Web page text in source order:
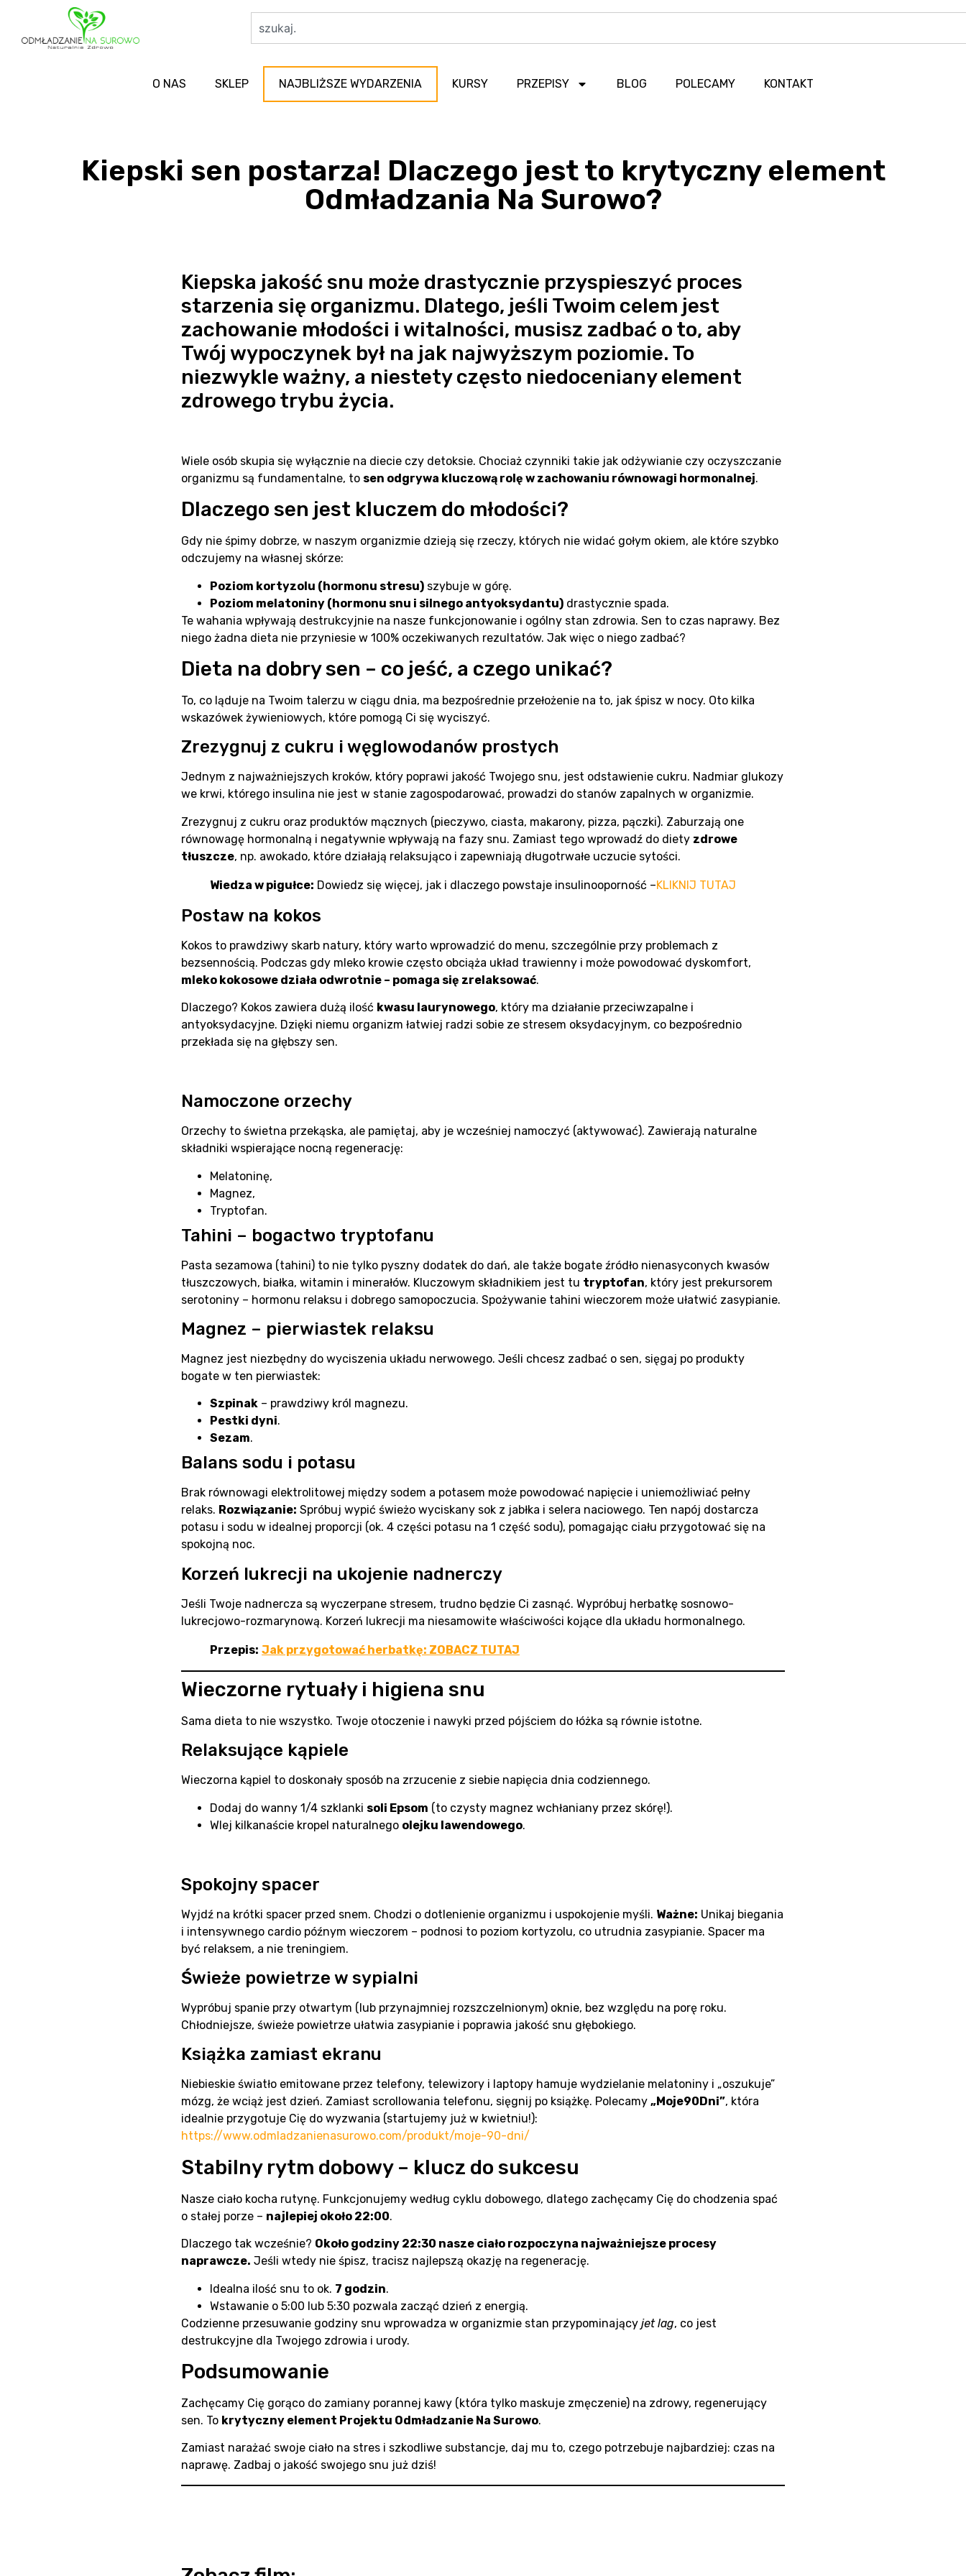
O NAS SKLEP NAJBLIŻSZE WYDARZENIA KURSY PRZEPISY BLOG POLECAMY KONTAKT
Kiepski sen postarza! Dlaczego jest to krytyczny element
Odmładzania Na Surowo?
Kiepska jakość snu może drastycznie przyspieszyć proces
starzenia się organizmu. Dlatego, jeśli Twoim celem jest
zachowanie młodości i witalności, musisz zadbać o to, aby
Twój wypoczynek był na jak najwyższym poziomie. To
niezwykle ważny, a niestety często niedoceniany element
zdrowego trybu życia.
Wiele osób skupia się wyłącznie na diecie czy detoksie. Chociaż czynniki takie jak odżywianie czy oczyszczanie
organizmu są fundamentalne, to sen odgrywa kluczową rolę w zachowaniu równowagi hormonalnej.
Dlaczego sen jest kluczem do młodości?
Gdy nie śpimy dobrze, w naszym organizmie dzieją się rzeczy, których nie widać gołym okiem, ale które szybko
odczujemy na własnej skórze:
Poziom kortyzolu (hormonu stresu) szybuje w górę.
Poziom melatoniny (hormonu snu i silnego antyoksydantu) drastycznie spada.
Te wahania wpływają destrukcyjnie na nasze funkcjonowanie i ogólny stan zdrowia. Sen to czas naprawy. Bez
niego żadna dieta nie przyniesie w 100% oczekiwanych rezultatów. Jak więc o niego zadbać?
Dieta na dobry sen – co jeść, a czego unikać?
To, co ląduje na Twoim talerzu w ciągu dnia, ma bezpośrednie przełożenie na to, jak śpisz w nocy. Oto kilka
wskazówek żywieniowych, które pomogą Ci się wyciszyć.
Zrezygnuj z cukru i węglowodanów prostych
Jednym z najważniejszych kroków, który poprawi jakość Twojego snu, jest odstawienie cukru. Nadmiar glukozy
we krwi, którego insulina nie jest w stanie zagospodarować, prowadzi do stanów zapalnych w organizmie.
Zrezygnuj z cukru oraz produktów mącznych (pieczywo, ciasta, makarony, pizza, pączki). Zaburzają one
równowagę hormonalną i negatywnie wpływają na fazy snu. Zamiast tego wprowadź do diety zdrowe
tłuszcze, np. awokado, które działają relaksująco i zapewniają długotrwałe uczucie sytości.
Wiedza w pigułce: Dowiedz się więcej, jak i dlaczego powstaje insulinooporność –KLIKNIJ TUTAJ
Postaw na kokos
Kokos to prawdziwy skarb natury, który warto wprowadzić do menu, szczególnie przy problemach z
bezsennością. Podczas gdy mleko krowie często obciąża układ trawienny i może powodować dyskomfort,
mleko kokosowe działa odwrotnie – pomaga się zrelaksować.
Dlaczego? Kokos zawiera dużą ilość kwasu laurynowego, który ma działanie przeciwzapalne i
antyoksydacyjne. Dzięki niemu organizm łatwiej radzi sobie ze stresem oksydacyjnym, co bezpośrednio
przekłada się na głębszy sen.
Namoczone orzechy
Orzechy to świetna przekąska, ale pamiętaj, aby je wcześniej namoczyć (aktywować). Zawierają naturalne
składniki wspierające nocną regenerację:
Melatoninę,
Magnez,
Tryptofan.
Tahini – bogactwo tryptofanu
Pasta sezamowa (tahini) to nie tylko pyszny dodatek do dań, ale także bogate źródło nienasyconych kwasów
tłuszczowych, białka, witamin i minerałów. Kluczowym składnikiem jest tu tryptofan, który jest prekursorem
serotoniny – hormonu relaksu i dobrego samopoczucia. Spożywanie tahini wieczorem może ułatwić zasypianie.
Magnez – pierwiastek relaksu
Magnez jest niezbędny do wyciszenia układu nerwowego. Jeśli chcesz zadbać o sen, sięgaj po produkty
bogate w ten pierwiastek:
Szpinak – prawdziwy król magnezu.
Pestki dyni.
Sezam.
Balans sodu i potasu
Brak równowagi elektrolitowej między sodem a potasem może powodować napięcie i uniemożliwiać pełny
relaks. Rozwiązanie: Spróbuj wypić świeżo wyciskany sok z jabłka i selera naciowego. Ten napój dostarcza
potasu i sodu w idealnej proporcji (ok. 4 części potasu na 1 część sodu), pomagając ciału przygotować się na
spokojną noc.
Korzeń lukrecji na ukojenie nadnerczy
Jeśli Twoje nadnercza są wyczerpane stresem, trudno będzie Ci zasnąć. Wypróbuj herbatkę sosnowo-
lukrecjowo-rozmarynową. Korzeń lukrecji ma niesamowite właściwości kojące dla układu hormonalnego.
Przepis: Jak przygotować herbatkę: ZOBACZ TUTAJ
Wieczorne rytuały i higiena snu
Sama dieta to nie wszystko. Twoje otoczenie i nawyki przed pójściem do łóżka są równie istotne.
Relaksujące kąpiele
Wieczorna kąpiel to doskonały sposób na zrzucenie z siebie napięcia dnia codziennego.
Dodaj do wanny 1/4 szklanki soli Epsom (to czysty magnez wchłaniany przez skórę!).
Wlej kilkanaście kropel naturalnego olejku lawendowego.
Spokojny spacer
Wyjdź na krótki spacer przed snem. Chodzi o dotlenienie organizmu i uspokojenie myśli. Ważne: Unikaj biegania
i intensywnego cardio późnym wieczorem – podnosi to poziom kortyzolu, co utrudnia zasypianie. Spacer ma
być relaksem, a nie treningiem.
Świeże powietrze w sypialni
Wypróbuj spanie przy otwartym (lub przynajmniej rozszczelnionym) oknie, bez względu na porę roku.
Chłodniejsze, świeże powietrze ułatwia zasypianie i poprawia jakość snu głębokiego.
Książka zamiast ekranu
Niebieskie światło emitowane przez telefony, telewizory i laptopy hamuje wydzielanie melatoniny i „oszukuje”
mózg, że wciąż jest dzień. Zamiast scrollowania telefonu, sięgnij po książkę. Polecamy „Moje90Dni”, która
idealnie przygotuje Cię do wyzwania (startujemy już w kwietniu!):
https://www.odmladzanienasurowo.com/produkt/moje-90-dni/
Stabilny rytm dobowy – klucz do sukcesu
Nasze ciało kocha rutynę. Funkcjonujemy według cyklu dobowego, dlatego zachęcamy Cię do chodzenia spać
o stałej porze – najlepiej około 22:00.
Dlaczego tak wcześnie? Około godziny 22:30 nasze ciało rozpoczyna najważniejsze procesy
naprawcze. Jeśli wtedy nie śpisz, tracisz najlepszą okazję na regenerację.
Idealna ilość snu to ok. 7 godzin.
Wstawanie o 5:00 lub 5:30 pozwala zacząć dzień z energią.
Codzienne przesuwanie godziny snu wprowadza w organizmie stan przypominający jet lag, co jest
destrukcyjne dla Twojego zdrowia i urody.
Podsumowanie
Zachęcamy Cię gorąco do zamiany porannej kawy (która tylko maskuje zmęczenie) na zdrowy, regenerujący
sen. To krytyczny element Projektu Odmładzanie Na Surowo.
Zamiast narażać swoje ciało na stres i szkodliwe substancje, daj mu to, czego potrzebuje najbardziej: czas na
naprawę. Zadbaj o jakość swojego snu już dziś!